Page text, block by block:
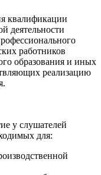
квалификации
деятельности
работников
образования и иных
реализацию
у слушателей
для: